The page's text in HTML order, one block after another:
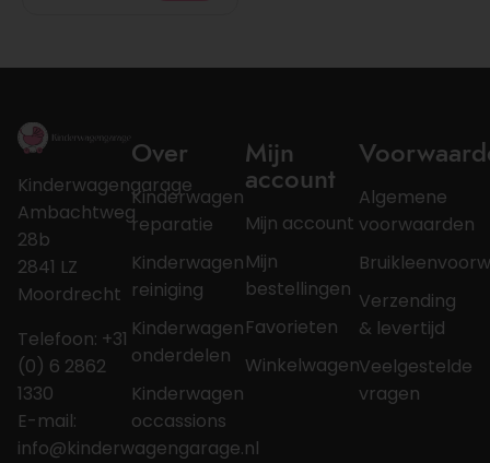
Kinderwagengarage
Ambachtweg
28b
2841 LZ
Moordrecht
Telefoon: +31
(0) 6 2862
1330
E-mail:
info@kinderwagengarage.nl
Over
Kinderwagen
reparatie
Kinderwagen
reiniging
Kinderwagen
onderdelen
Kinderwagen
occassions
Mijn
account
Mijn account
Mijn
bestellingen
Favorieten
Winkelwagen
Algemene
voorwaarden
Verzending
& levertijd
Veelgestelde
vragen